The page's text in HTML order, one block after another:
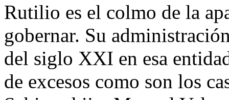
Rutilio es el colmo de la
gobernar. Su
del siglo XXI en esa
de excesos como son los